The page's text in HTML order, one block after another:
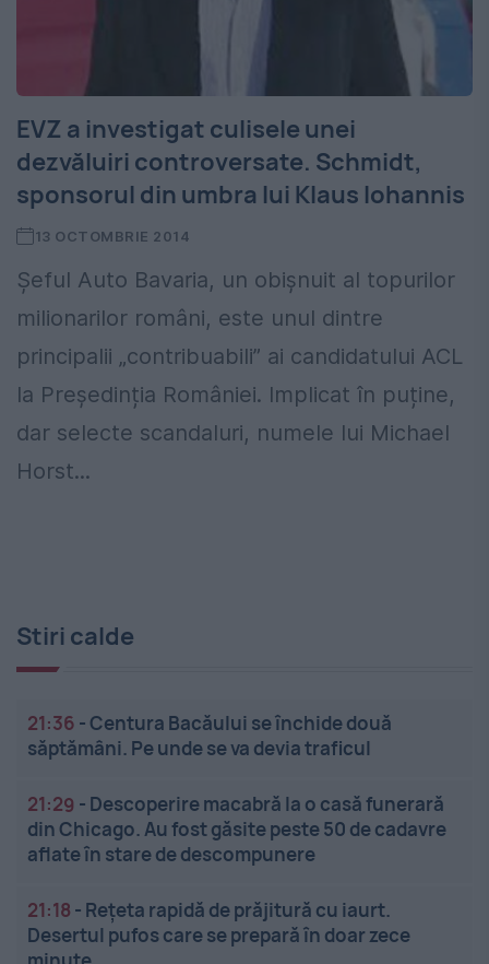
EVZ a investigat culisele unei
dezvăluiri controversate. Schmidt,
sponsorul din umbra lui Klaus Iohannis
13 OCTOMBRIE 2014
Șeful Auto Bavaria, un obișnuit al topurilor
milionarilor români, este unul dintre
principalii „contribuabili” ai candidatului ACL
la Președinția României. Implicat în puține,
dar selecte scandaluri, numele lui Michael
Horst...
Stiri calde
21:36 -Centura Bacăului se închide două
săptămâni. Pe unde se va devia traficul
21:29 - Descoperire macabră la o casă funerară
din Chicago. Au fost găsite peste 50 de cadavre
aflate în stare de descompunere
21:18 - Rețeta rapidă de prăjitură cu iaurt.
Desertul pufos care se prepară în doar zece